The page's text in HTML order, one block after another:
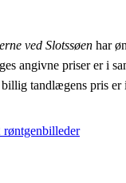
ved Slotssøen har
angivne priser er i
tandlægens pris
røntgenbilleder